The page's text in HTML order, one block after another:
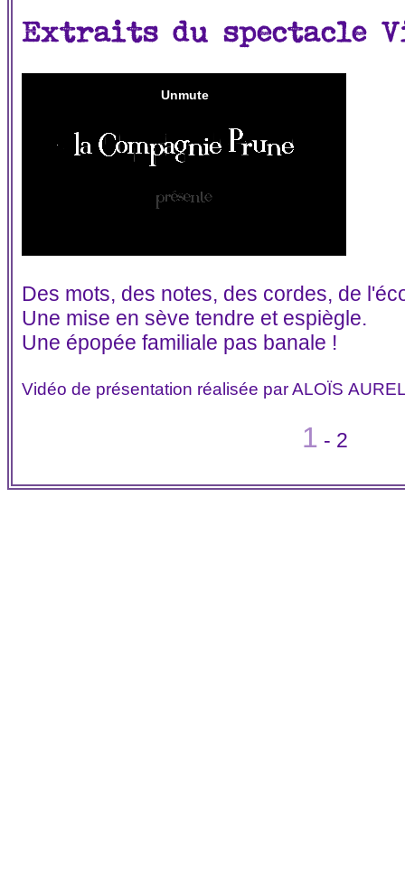
Extraits du spectacle
Des mots, des notes, des cordes, de
Une mise en sève tendre et espiègle.
Une épopée familiale pas banale !
Vidéo de présentation réalisée parALOÏS
1 - 2